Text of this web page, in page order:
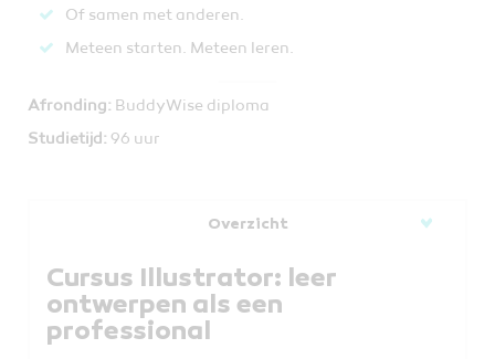
Of samen met anderen.
Meteen starten. Meteen leren​.
Afronding: BuddyWise diploma
Studietijd: 96 uur
Overzicht
Cursus Illustrator: leer
ontwerpen als een
professional